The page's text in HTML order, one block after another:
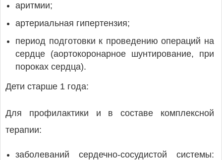
аритмии;
артериальная гипертензия;
период подготовки к проведению операций на
сердце (аортокоронарное шунтирование, при
пороках сердца).
Дети старше 1 года:
Для профилактики и в составе комплексной
терапии:
заболеваний сердечно-сосудистой системы: